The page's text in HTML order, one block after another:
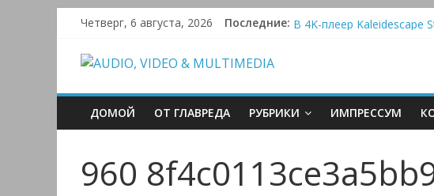
Skip
content
Четверг, 6 августа, 2026 Последние:
Активная система
В 4K-плеер Kaleidescape
AUDIO,
VIDEO
&
ДОМОЙ ОТ ГЛАВРЕДА РУБРИКИ ИМПРЕССУМ
960